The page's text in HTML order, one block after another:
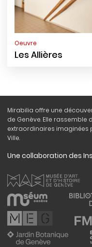
Oeuvre
Les Allières
Mirabilia offre une
de Genève. Elle
extraordinaires imaginées
Ville.
Une collaboration des